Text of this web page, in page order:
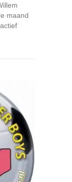
maand
thuis verrast!